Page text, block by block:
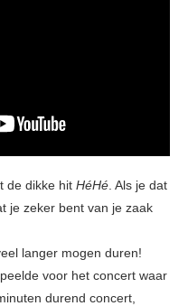
de dikke hit HéHé . Als je dat
je zeker bent van je zaak
langer mogen duren!
voor het concert waar
durend concert,